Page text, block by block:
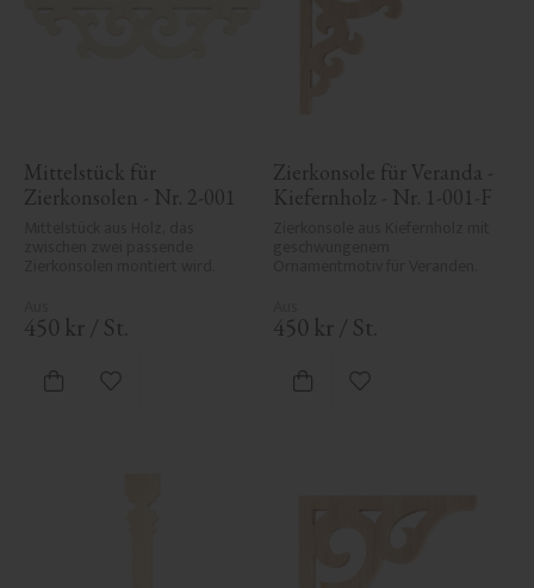
Mittelstück für
Zierkonsolen - Nr. 2-001
450 kr / St.
Zu Favoriten hinzufügen
Zierkonsole für Veranda -
Kiefernholz - Nr. 1-001-F
450 kr / St.
Zu Favoriten